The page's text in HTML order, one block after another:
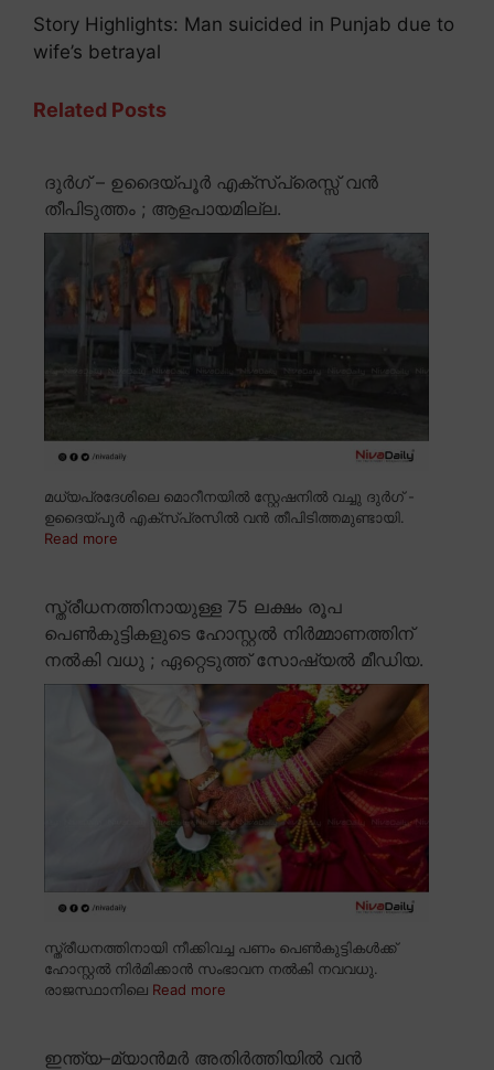
Story Highlights: Man suicided in Punjab due to
wife’s betrayal
Related Posts
ദുർഗ് – ഉദൈയ്പൂർ എക്സ്പ്രെസ്സ് വൻ
തീപിടുത്തം ; ആളപായമില്ല.
മധ്യപ്രദേശിലെ മൊറീനയിൽ സ്റ്റേഷനിൽ വച്ചു ദുർഗ് -
ഉദൈയ്പൂർ എക്സ്പ്രസിൽ വൻ തീപിടിത്തമുണ്ടായി.
Read more
സ്ത്രീധനത്തിനായുള്ള 75 ലക്ഷം രൂപ
പെൺകുട്ടികളുടെ ഹോസ്റ്റൽ നിർമ്മാണത്തിന്
നൽകി വധു ; ഏറ്റെടുത്ത് സോഷ്യൽ മീഡിയ.
സ്ത്രീധനത്തിനായി നീക്കിവച്ച പണം പെൺകുട്ടികൾക്ക്
ഹോസ്റ്റൽ നിർമിക്കാൻ സംഭാവന നൽകി നവവധു.
രാജസ്ഥാനിലെ Read more
ഇന്ത്യ–മ്യാൻമർ അതിർത്തിയിൽ വൻ